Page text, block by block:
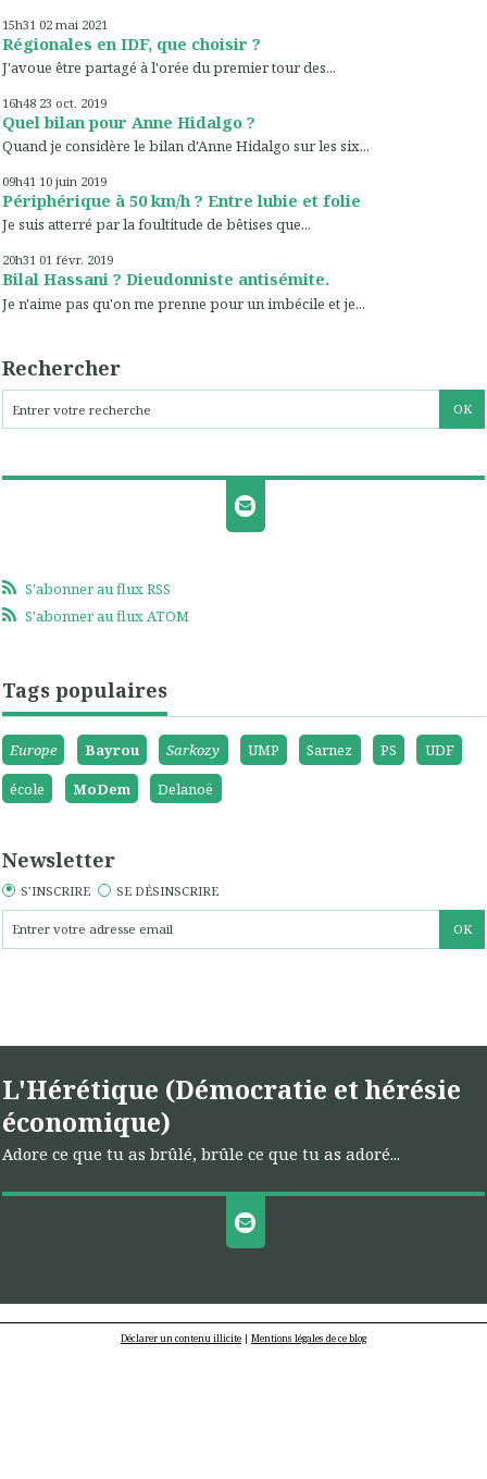
15h31 02 mai 2021
Régionales en IDF, que choisir ?
J'avoue être partagé à l'orée du premier tour des...
16h48 23 oct. 2019
Quel bilan pour Anne Hidalgo ?
Quand je considère le bilan d'Anne Hidalgo sur les six...
09h41 10 juin 2019
Périphérique à 50 km/h ? Entre lubie et folie
Je suis atterré par la foultitude de bêtises que...
20h31 01 févr. 2019
Bilal Hassani ? Dieudonniste antisémite.
Je n'aime pas qu'on me prenne pour un imbécile et je...
Rechercher
S'abonner au flux RSS
S'abonner au flux ATOM
Tags populaires
Europe Bayrou Sarkozy UMP Sarnez PS
UDF
école
MoDem Delanoë
Newsletter
S'INSCRIRE SE DÉSINSCRIRE
L'Hérétique (Démocratie et hérésie
économique)
Adore ce que tu as brûlé, brûle ce que tu as adoré...
Déclarer un contenu illicite | Mentions légales de ce blog